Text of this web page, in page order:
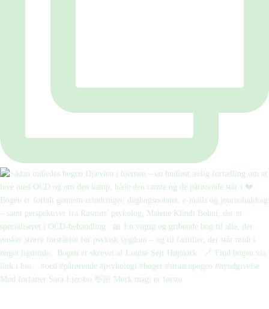
Mød forfatter Sara Ejersbo 👋🏼 Mørk magi er første